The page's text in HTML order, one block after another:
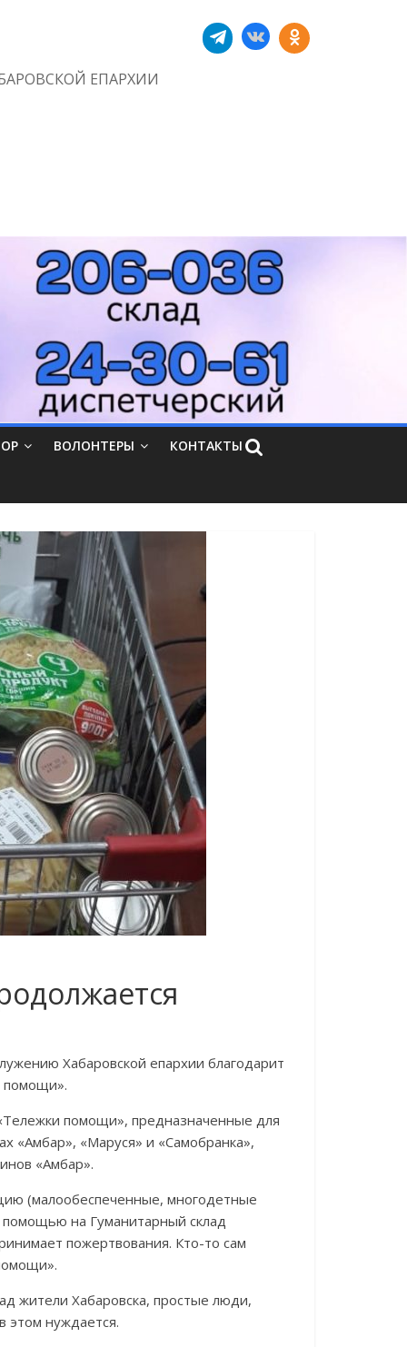
ЕПАРХИИ
ВОЛОНТЕРЫ КОНТАКТЫ
Хабаровской епархии благодарит
помощи».
помощи», предназначенные для
«Амбар», «Маруся» и «Самобранка»,
«Амбар».
(малообеспеченные, многодетные
на Гуманитарный склад
пожертвования. Кто-то сам
жители Хабаровска, простые люди,
этом нуждается.